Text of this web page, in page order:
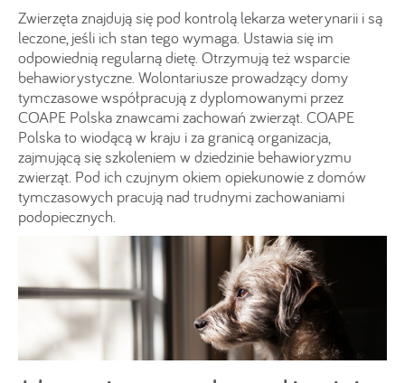
Zwierzęta znajdują się pod kontrolą lekarza weterynarii i są
leczone, jeśli ich stan tego wymaga. Ustawia się im
odpowiednią regularną dietę. Otrzymują też wsparcie
behawiorystyczne. Wolontariusze prowadzący domy
tymczasowe współpracują z dyplomowanymi przez
COAPE Polska znawcami zachowań zwierząt. COAPE
Polska to wiodącą w kraju i za granicą organizacja,
zajmującą się szkoleniem w dziedzinie behawioryzmu
zwierząt. Pod ich czujnym okiem opiekunowie z domów
tymczasowych pracują nad trudnymi zachowaniami
podopiecznych.